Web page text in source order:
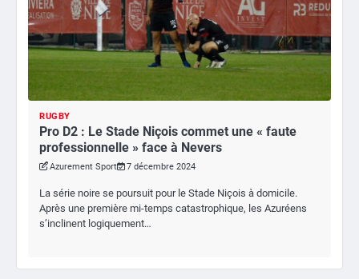
RUGBY
Pro D2 : Le Stade Niçois commet une « faute
professionnelle » face à Nevers
Azurement Sport 7 décembre 2024
La série noire se poursuit pour le Stade Niçois à domicile.
Après une première mi-temps catastrophique, les Azuréens
s’inclinent logiquement…